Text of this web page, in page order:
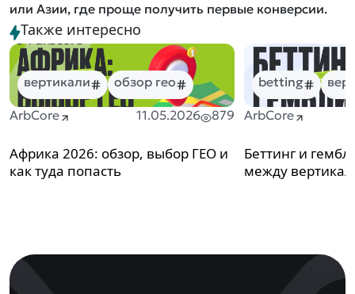
или Азии, где проще получить первые конверсии.
Также интересно
вертикали обзор гео
ArbCore 11.05.2026 879
Африка 2026: обзор, выбор ГЕО и
как туда попасть
betting
ArbCore
Беттинг и
между